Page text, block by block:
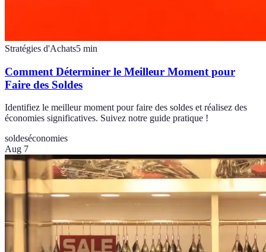
Stratégies d'Achats5 min
Comment Déterminer le Meilleur Moment pour
Faire des Soldes
Identifiez le meilleur moment pour faire des soldes et réalisez des
économies significatives. Suivez notre guide pratique !
soldeséconomies
Aug 7